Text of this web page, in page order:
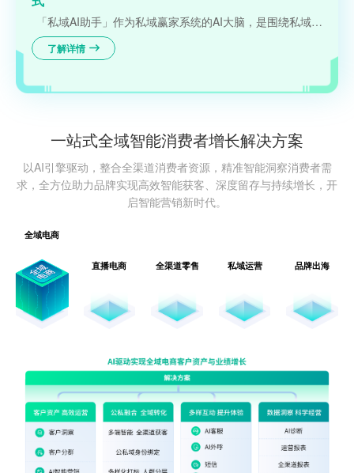
「私域AI助手」作为私域赢家系统的AI大脑，是围绕私域赢家业务使用需求研发的智能体，以“超级协作者”身份，通过多模态交互体验重构私域运营范式：向品牌/TP/达人的私域运营团队输出多元价值，实现私域赢家系统的使用降本和服务提效。
了解详情
一站式全域智能消费者增长解决方案
以AI引擎驱动，整合全渠道消费者资源，精准智能洞察消费者需
求，全方位助力品牌实现高效智能获客、深度留存与持续增长，开
启智能营销新时代。
全域电商
直播电商 全渠道零售 私域运营 品牌出海